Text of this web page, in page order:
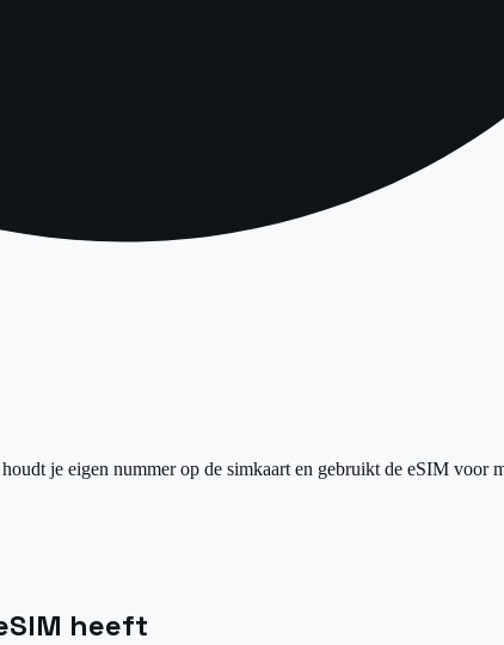
je eigen nummer op de simkaart en gebruikt de eSIM voor
heeft